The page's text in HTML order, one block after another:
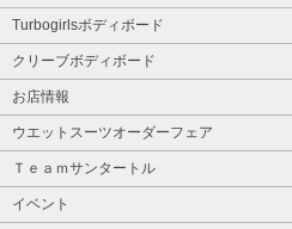
Turbogirlsボディボード
クリーブボディボード
お店情報
ウエットスーツオーダーフェア
Ｔｅａｍサンタートル
イベント